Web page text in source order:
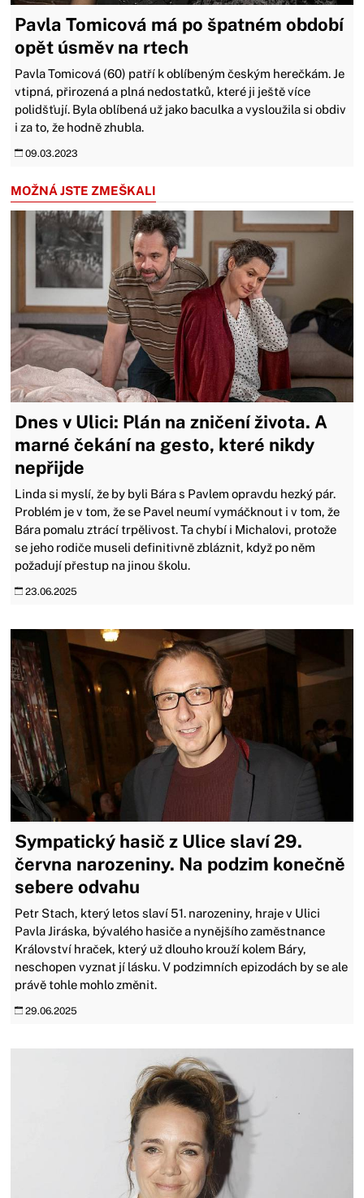
Pavla Tomicová má po špatném období
opět úsměv na rtech
Pavla Tomicová (60) patří k oblíbeným českým herečkám. Je
vtipná, přirozená a plná nedostatků, které ji ještě více
polidšťují. Byla oblíbená už jako baculka a vysloužila si obdiv
i za to, že hodně zhubla.
09.03.2023
MOŽNÁ JSTE ZMEŠKALI
Dnes v Ulici: Plán na zničení života. A
marné čekání na gesto, které nikdy
nepřijde
Linda si myslí, že by byli Bára s Pavlem opravdu hezký pár.
Problém je v tom, že se Pavel neumí vymáčknout i v tom, že
Bára pomalu ztrácí trpělivost. Ta chybí i Michalovi, protože
se jeho rodiče museli definitivně zbláznit, když po něm
požadují přestup na jinou školu.
23.06.2025
Sympatický hasič z Ulice slaví 29.
června narozeniny. Na podzim konečně
sebere odvahu
Petr Stach, který letos slaví 51. narozeniny, hraje v Ulici
Pavla Jiráska, bývalého hasiče a nynějšího zaměstnance
Království hraček, který už dlouho krouží kolem Báry,
neschopen vyznat jí lásku. V podzimních epizodách by se ale
právě tohle mohlo změnit.
29.06.2025